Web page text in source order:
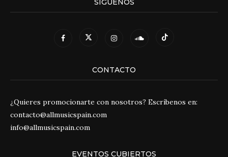
SÍGUENOS
CONTACTO
¿Quieres promocionarte con nosotros? Escríbenos en:
contacto@allmusicspain.com
info@allmusicspain.com
EVENTOS CUBIERTOS